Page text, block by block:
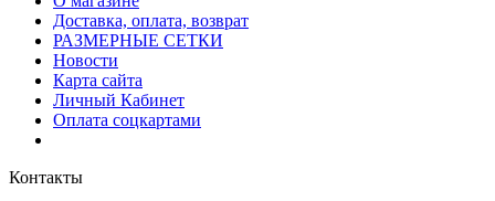
Доставка, оплата, возврат
РАЗМЕРНЫЕ СЕТКИ
Новости
Карта сайта
Личный Кабинет
Оплата соцкартами
Контакты